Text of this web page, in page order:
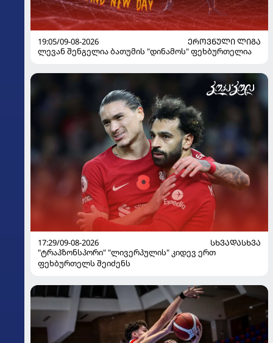
19:05/09-08-2026
ᲔᲠᲝᲕᲜᲣᲚᲘ ᲚᲘᲒᲐ
ლევან შენგელია ბათუმის "დინამოს" ფეხბურთელია
17:29/09-08-2026
ᲡᲮᲕᲐᲓᲐᲡᲮᲕᲐ
"ტრაპზონსპორი" "ლივერპულის" კიდევ ერთ
ფეხბურთელს შეიძენს